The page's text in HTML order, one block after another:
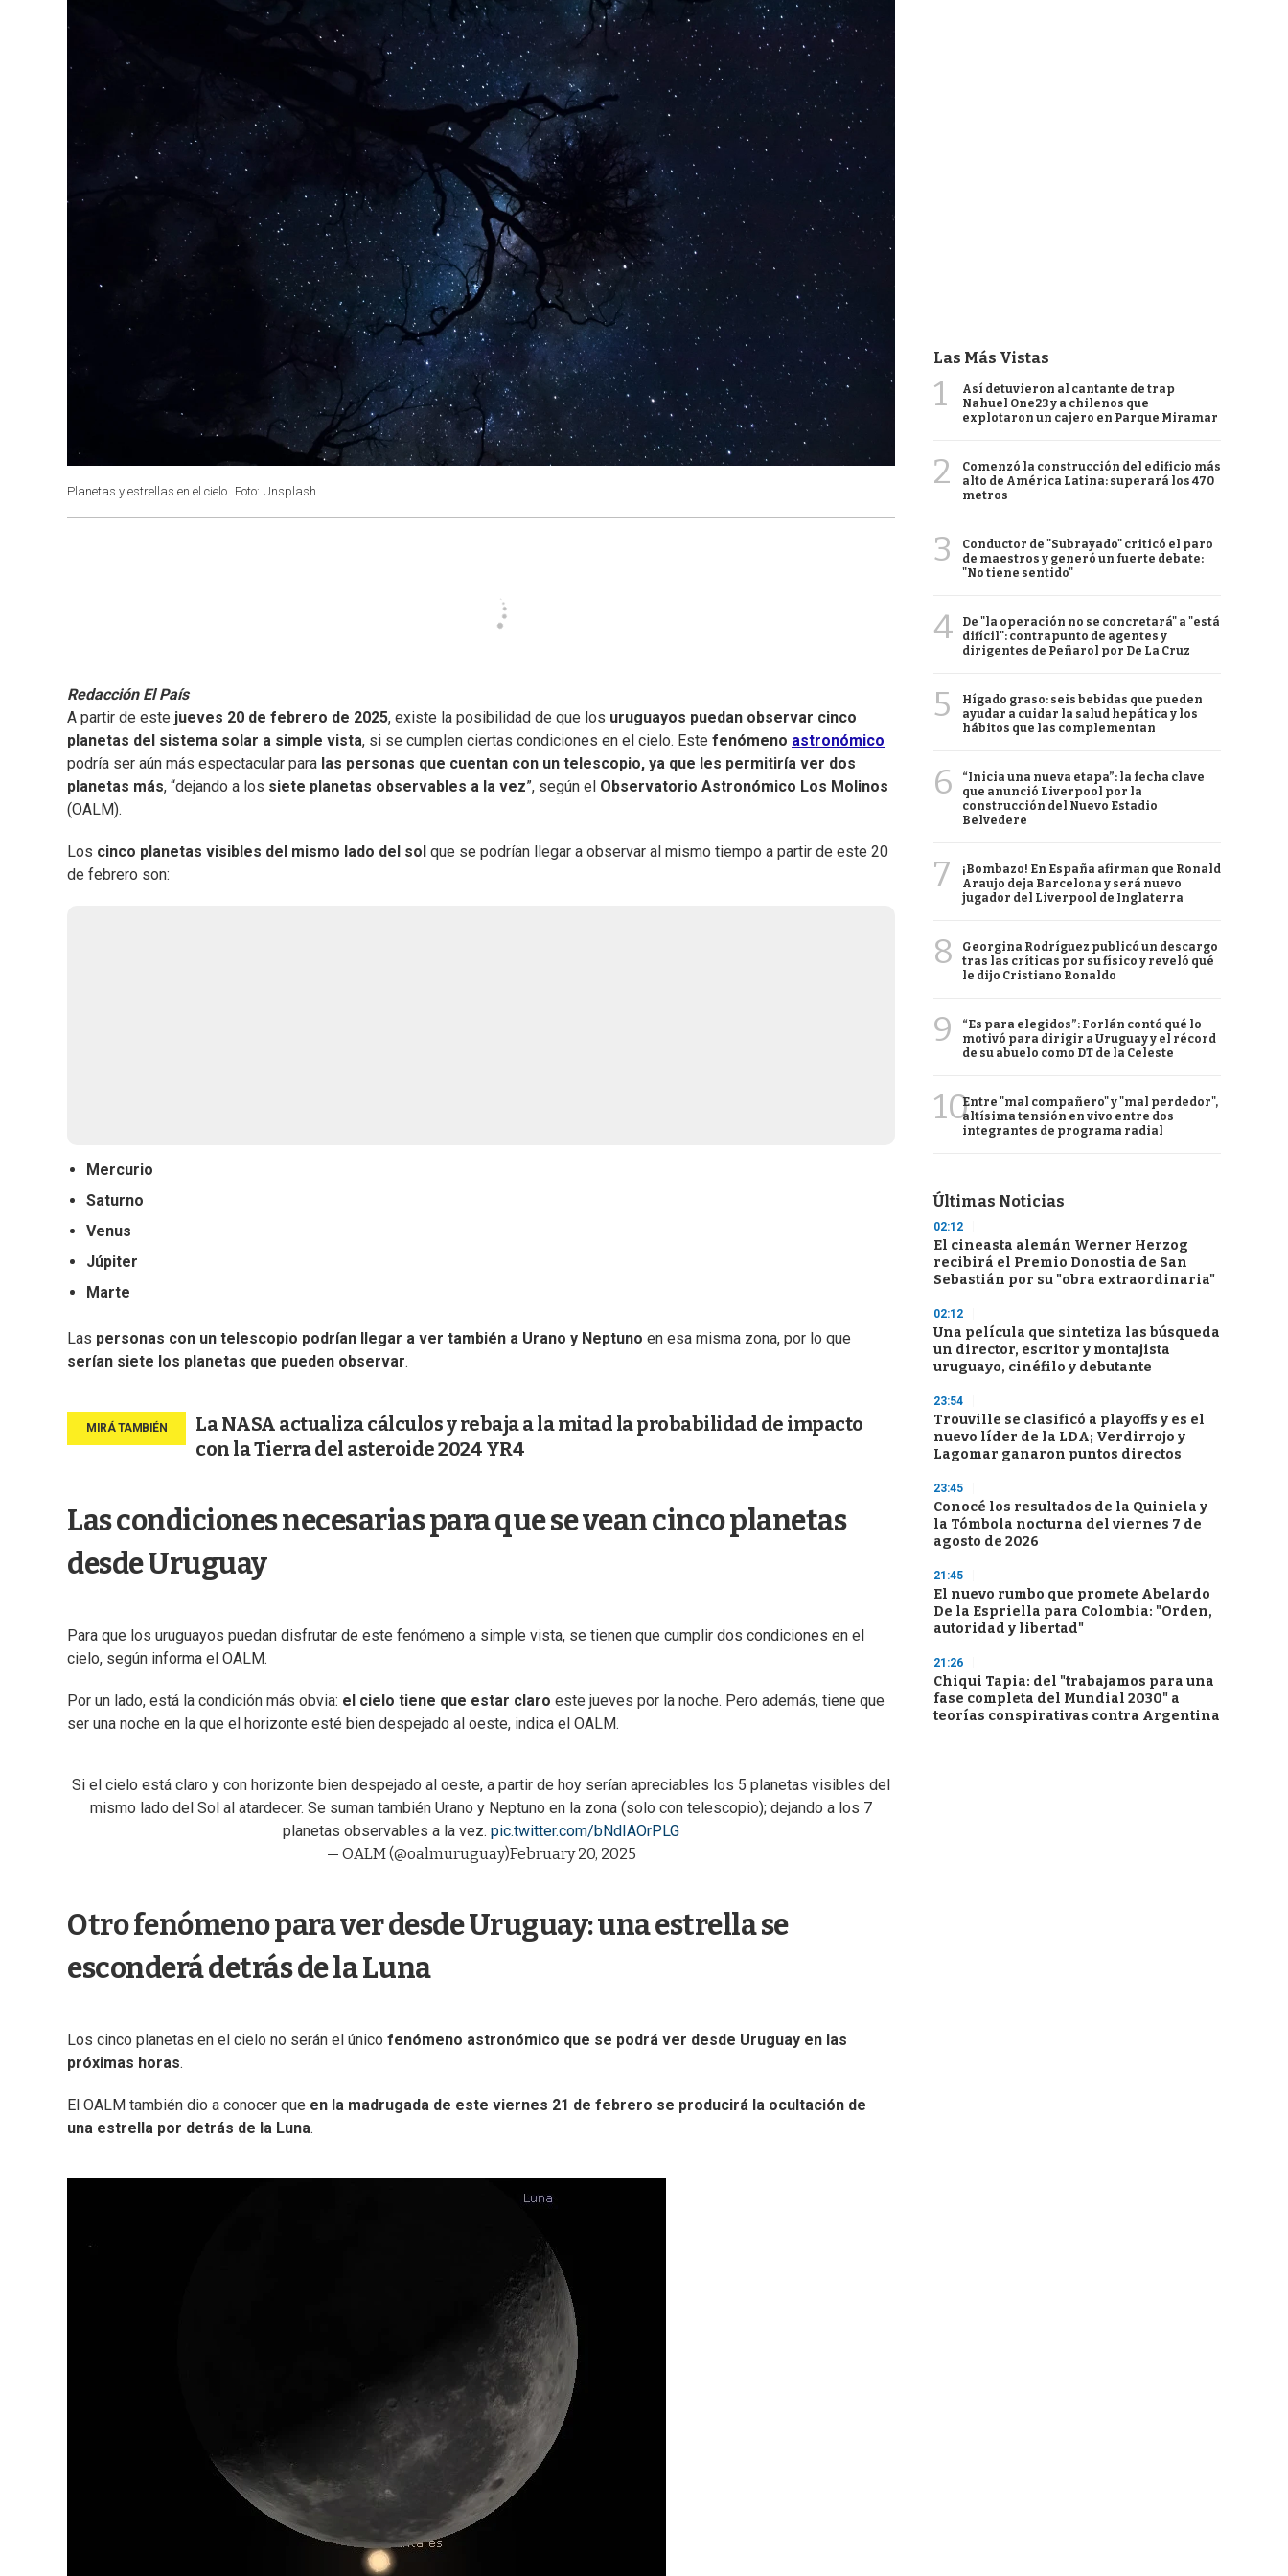
Planetas y estrellas en el cielo. Foto: Unsplash
Redacción El País
A partir de este jueves 20 de febrero de 2025, existe la posibilidad de que los uruguayos puedan observar cinco
planetas del sistema solar a simple vista, si se cumplen ciertas condiciones en el cielo. Este fenómeno astronómico
podría ser aún más espectacular para las personas que cuentan con un telescopio, ya que les permitiría ver dos
planetas más, “dejando a los siete planetas observables a la vez”, según el Observatorio Astronómico Los Molinos
(OALM).
Los cinco planetas visibles del mismo lado del sol que se podrían llegar a observar al mismo tiempo a partir de este 20
de febrero son:
Mercurio
Saturno
Venus
Júpiter
Marte
Las personas con un telescopio podrían llegar a ver también a Urano y Neptuno en esa misma zona, por lo que
serían siete los planetas que pueden observar.
La NASA actualiza cálculos y rebaja a la mitad la probabilidad de impacto
con la Tierra del asteroide 2024 YR4
Las condiciones necesarias para que se vean cinco planetas
desde Uruguay
Para que los uruguayos puedan disfrutar de este fenómeno a simple vista, se tienen que cumplir dos condiciones en el
cielo, según informa el OALM.
Por un lado, está la condición más obvia: el cielo tiene que estar claro este jueves por la noche. Pero además, tiene que
ser una noche en la que el horizonte esté bien despejado al oeste, indica el OALM.
Si el cielo está claro y con horizonte bien despejado al oeste, a partir de hoy serían apreciables los 5 planetas visibles del
mismo lado del Sol al atardecer. Se suman también Urano y Neptuno en la zona (solo con telescopio); dejando a los 7
planetas observables a la vez. pic.twitter.com/bNdIAOrPLG
— OALM (@oalmuruguay)February 20, 2025
Otro fenómeno para ver desde Uruguay: una estrella se
esconderá detrás de la Luna
Los cinco planetas en el cielo no serán el único fenómeno astronómico que se podrá ver desde Uruguay en las
próximas horas.
El OALM también dio a conocer que en la madrugada de este viernes 21 de febrero se producirá la ocultación de
una estrella por detrás de la Luna.
Las Más Vistas
1
Así detuvieron al cantante de trap
Nahuel One23 y a chilenos que
explotaron un cajero en Parque Miramar
2
Comenzó la construcción del edificio más
alto de América Latina: superará los 470
metros
3
Conductor de "Subrayado" criticó el paro
de maestros y generó un fuerte debate:
"No tiene sentido"
4
De "la operación no se concretará" a "está
difícil": contrapunto de agentes y
dirigentes de Peñarol por De La Cruz
5
Hígado graso: seis bebidas que pueden
ayudar a cuidar la salud hepática y los
hábitos que las complementan
6
“Inicia una nueva etapa”: la fecha clave
que anunció Liverpool por la
construcción del Nuevo Estadio
Belvedere
7
¡Bombazo! En España afirman que Ronald
Araujo deja Barcelona y será nuevo
jugador del Liverpool de Inglaterra
8
Georgina Rodríguez publicó un descargo
tras las críticas por su físico y reveló qué
le dijo Cristiano Ronaldo
9
“Es para elegidos”: Forlán contó qué lo
motivó para dirigir a Uruguay y el récord
de su abuelo como DT de la Celeste
10Entre "mal compañero" y "mal perdedor",
altísima tensión en vivo entre dos
integrantes de programa radial
Últimas Noticias
02:12
El cineasta alemán Werner Herzog
recibirá el Premio Donostia de San
Sebastián por su "obra extraordinaria"
02:12
Una película que sintetiza las búsqueda
un director, escritor y montajista
uruguayo, cinéfilo y debutante
23:54
Trouville se clasificó a playoffs y es el
nuevo líder de la LDA; Verdirrojo y
Lagomar ganaron puntos directos
23:45
Conocé los resultados de la Quiniela y
la Tómbola nocturna del viernes 7 de
agosto de 2026
21:45
El nuevo rumbo que promete Abelardo
De la Espriella para Colombia: "Orden,
autoridad y libertad"
21:26
Chiqui Tapia: del "trabajamos para una
fase completa del Mundial 2030" a
teorías conspirativas contra Argentina